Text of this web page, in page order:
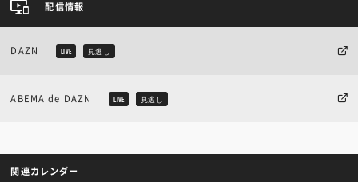
配信情報
DAZN LIVE 見逃し
ABEMA de DAZN LIVE 見逃し
関連カレンダー